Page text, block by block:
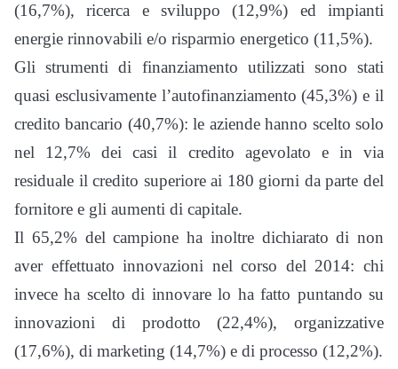
(16,7%), ricerca e sviluppo (12,9%) ed impianti
energie rinnovabili e/o risparmio energetico (11,5%).
Gli strumenti di finanziamento utilizzati sono stati
quasi esclusivamente l’autofinanziamento (45,3%) e il
credito bancario (40,7%): le aziende hanno scelto solo
nel 12,7% dei casi il credito agevolato e in via
residuale il credito superiore ai 180 giorni da parte del
fornitore e gli aumenti di capitale.
Il 65,2% del campione ha inoltre dichiarato di non
aver effettuato innovazioni nel corso del 2014: chi
invece ha scelto di innovare lo ha fatto puntando su
innovazioni di prodotto (22,4%), organizzative
(17,6%), di marketing (14,7%) e di processo (12,2%).